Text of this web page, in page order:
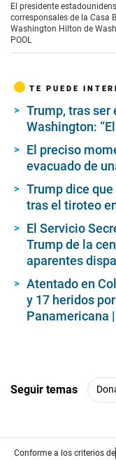
El presidente
corresponsales de la Casa
Washington Hilton de
POOL
TE PUEDE
Trump, tras ser
Washington:
El preciso
evacuado de
Trump dice
tras el tiroteo
El Servicio
Trump de la
aparentes
Atentado en
y 17 heridos
Panamericana |
Seguir temas
Conforme a los criterios de